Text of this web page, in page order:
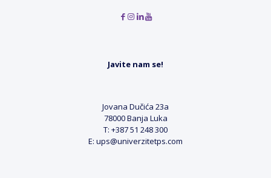
Javite nam se!
Jovana Dučića 23a
78000 Banja Luka
T: +387 51 248 300
E: ups@univerzitetps.com